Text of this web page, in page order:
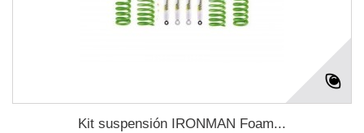
Kit suspensión IRONMAN Foam...